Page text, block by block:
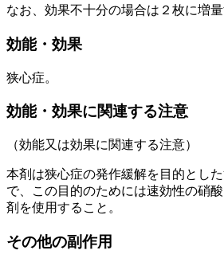
なお、効果不十分の場合は２枚に増量
効能・効果
狭心症。
効能・効果に関連する注意
（効能又は効果に関連する注意）
本剤は狭心症の発作緩解を目的とし
で、この目的のためには速効性の硝
剤を使用すること。
その他の副作用